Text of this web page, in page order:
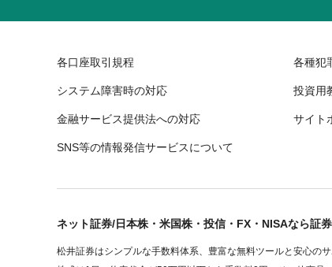
各口座取引規程 各種犯
システム障害時の対応 投資用
金融サービス提供法への対応 サイト
SNS等の情報発信サービスについて
ネット証券/日本株・米国株・投信・FX・NISAなら証
松井証券はシンプルな手数料体系、豊富な無料ツールと安心の